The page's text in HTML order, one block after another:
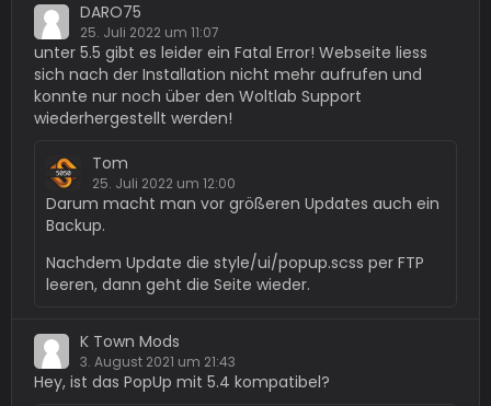
DARO75
25. Juli 2022 um 11:07
unter 5.5 gibt es leider ein Fatal Error! Webseite liess
sich nach der Installation nicht mehr aufrufen und
konnte nur noch über den Woltlab Support
wiederhergestellt werden!
Tom
25. Juli 2022 um 12:00
Darum macht man vor größeren Updates auch ein
Backup.
Nachdem Update die style/ui/popup.scss per FTP
leeren, dann geht die Seite wieder.
K Town Mods
3. August 2021 um 21:43
Hey, ist das PopUp mit 5.4 kompatibel?